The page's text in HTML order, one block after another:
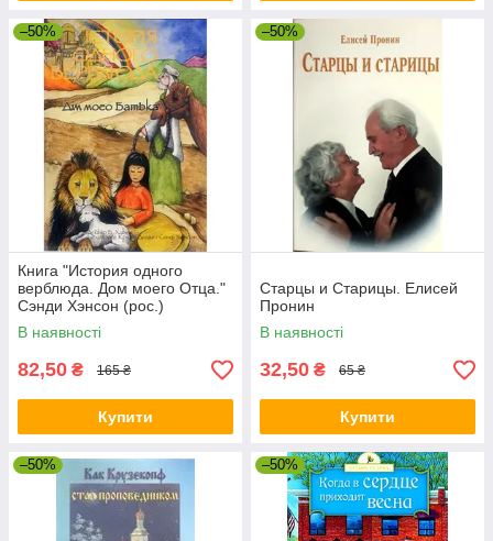
–50%
Книга "История одного
верблюда. Дом моего Отца."
Сэнди Хэнсон (рос.)
В наявності
82,50 ₴ 165 ₴
Купити
–50%
Старцы и Старицы. Елисей
Пронин
В наявності
32,50 ₴ 65 ₴
Купити
–50% –50%